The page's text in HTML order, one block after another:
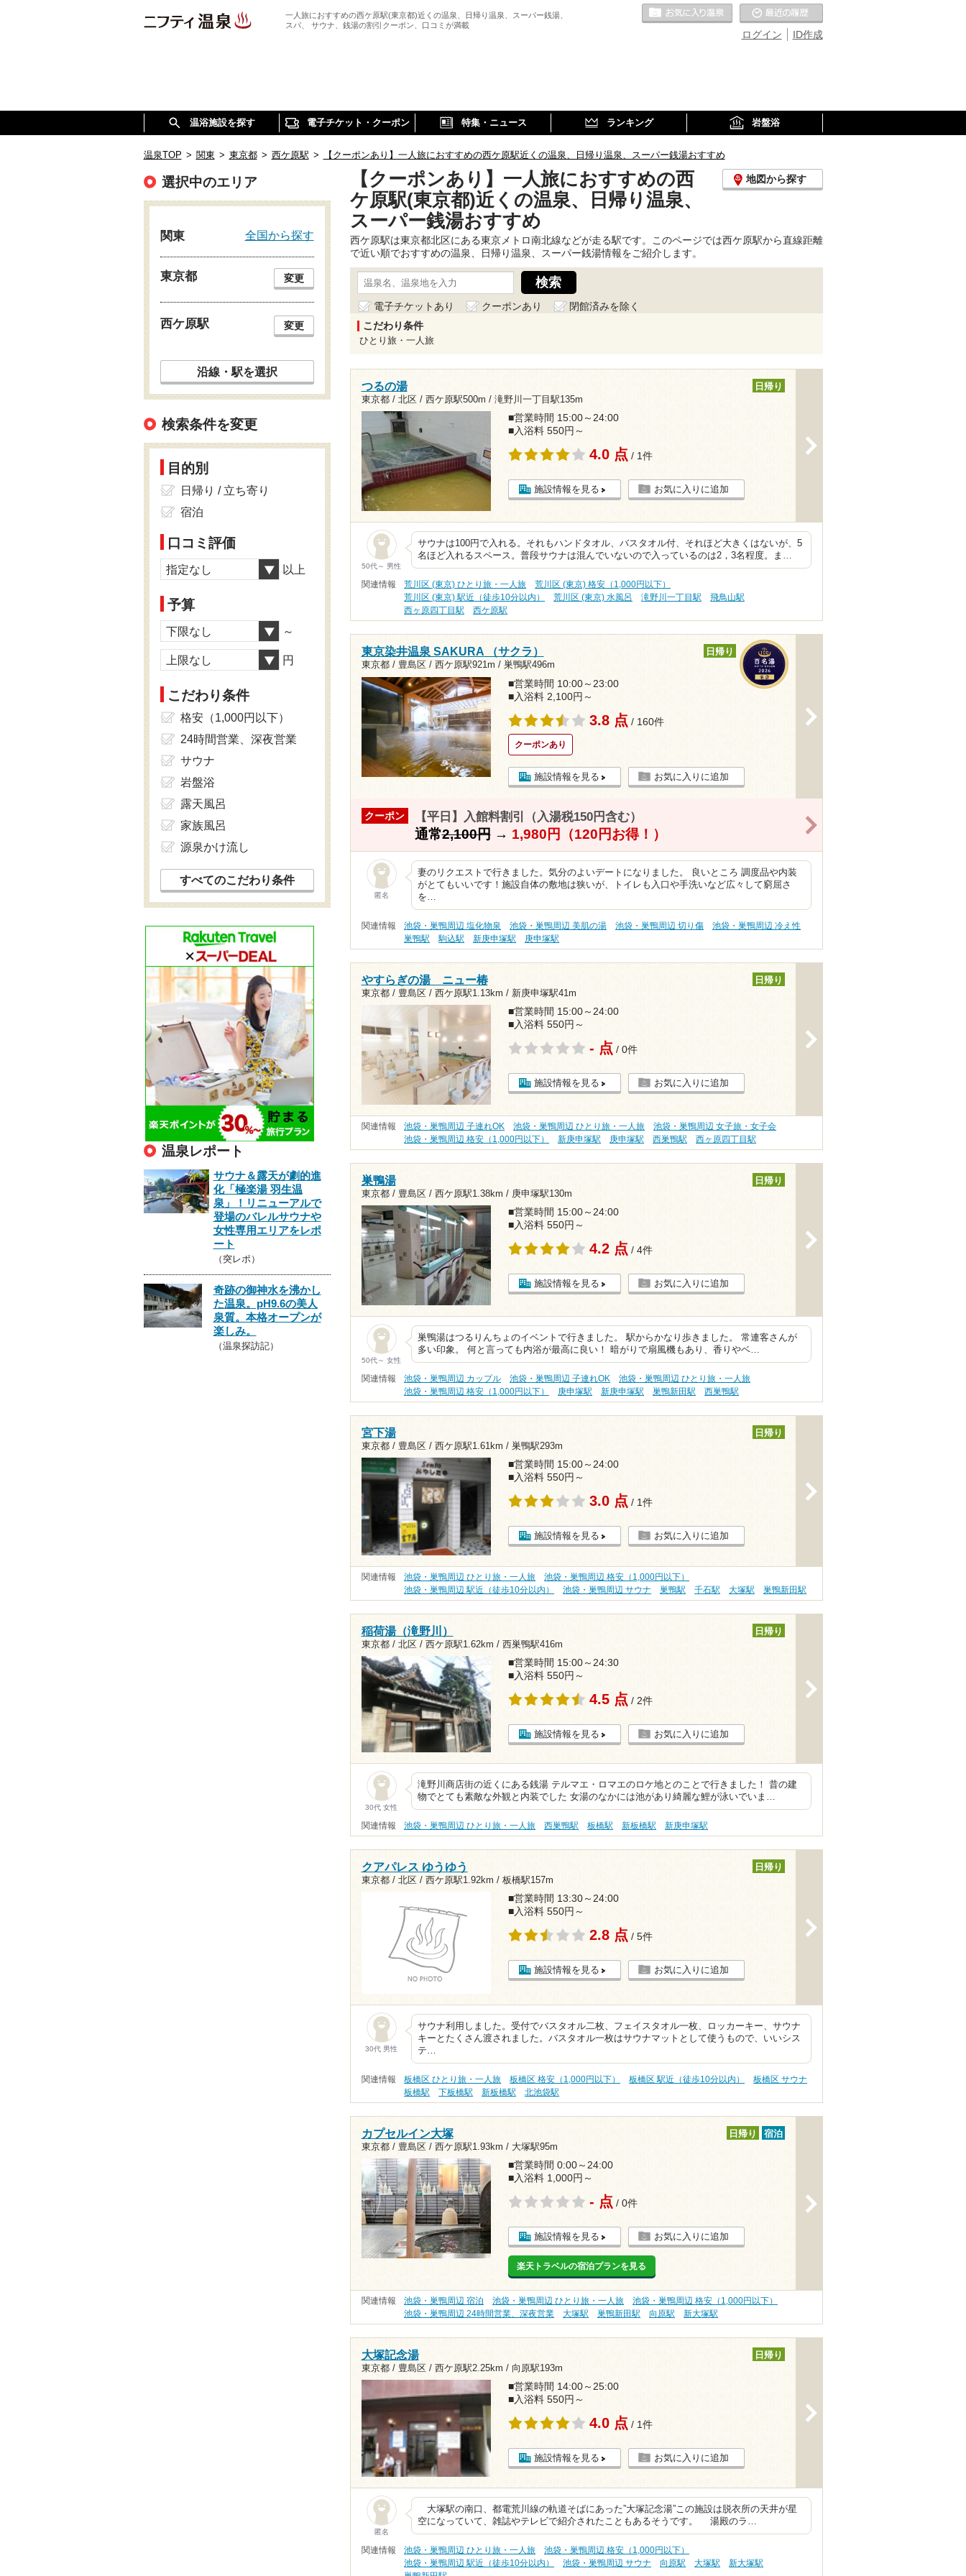
一人旅におすすめの西ケ原駅(東京都)近くの温泉、日帰り温泉、スーパー銭湯、
スパ、 サウナ、銭湯の割引クーポン、口コミが満載
ID作成
ログイン
お気に入りの温泉
温浴施設を探す 電子チケット・クーポン 特集・ニュース ランキング 岩盤浴
温泉TOP > 関東 > 東京都 > 西ケ原駅 > 【クーポンあり】一人旅におすすめの西ケ原駅近くの温泉、日帰り温泉、スーパー銭湯おすすめ
【クーポンあり】一人旅におすすめの西
ケ原駅(東京都)近くの温泉、日帰り温泉、
スーパー銭湯おすすめ
地図から探す
西ケ原駅は東京都北区にある東京メトロ南北線などが走る駅です。このページでは西ケ原駅から直線距離
で近い順でおすすめの温泉、日帰り温泉、スーパー銭湯情報をご紹介します。
電子チケットあり クーポンあり
閉館済みを除く
こだわり条件
ひとり旅・一人旅
つるの湯
東京都 / 北区 / 西ケ原駅500m / 滝野川一丁目駅135m
日帰り
■営業時間 15:00～24:00
■入浴料 550円～
4.0 点 / 1件
施設情報を見る お気に入りに追加
50代～ 男性
サウナは100円で入れる。それもハンドタオル、バスタオル付、それほど大きくはないが、5
名ほど入れるスペース。普段サウナは混んでいないので入っているのは2，3名程度。ま…
関連情報 荒川区 (東京) ひとり旅・一人旅
荒川区 (東京) 格安（1,000円以下）
荒川区 (東京) 駅近（徒歩10分以内）
荒川区 (東京) 水風呂 滝野川一丁目駅
飛鳥山駅
西ヶ原四丁目駅
西ケ原駅
東京染井温泉 SAKURA （サクラ）
東京都 / 豊島区 / 西ケ原駅921m / 巣鴨駅496m
日帰り
■営業時間 10:00～23:00
■入浴料 2,100円～
3.8 点 / 160件
クーポンあり
施設情報を見る お気に入りに追加
クーポン 【平日】入館料割引（入湯税150円含む）
通常2,100円→ 1,980円（120円お得！）
匿名
妻のリクエストで行きました。気分のよいデートになりました。 良いところ 調度品や内装
がとてもいいです！施設自体の敷地は狭いが、トイレも入口や手洗いなど広々して窮屈さ
を…
関連情報 池袋・巣鴨周辺 塩化物泉 池袋・巣鴨周辺 美肌の湯 池袋・巣鴨周辺 切り傷
池袋・巣鴨周辺 冷え性
巣鴨駅
駒込駅 新庚申塚駅 庚申塚駅
やすらぎの湯 ニュー椿
東京都 / 豊島区 / 西ケ原駅1.13km / 新庚申塚駅41m
日帰り
■営業時間 15:00～24:00
■入浴料 550円～
- 点 / 0件
施設情報を見る お気に入りに追加
関連情報 池袋・巣鴨周辺 子連れOK 池袋・巣鴨周辺 ひとり旅・一人旅
池袋・巣鴨周辺 女子旅・女子会
池袋・巣鴨周辺 格安（1,000円以下）
新庚申塚駅 庚申塚駅 西巣鴨駅 西ヶ原四丁目駅
巣鴨湯
東京都 / 豊島区 / 西ケ原駅1.38km / 庚申塚駅130m
日帰り
■営業時間 15:00～24:00
■入浴料 550円～
4.2 点 / 4件
施設情報を見る お気に入りに追加
50代～ 女性
巣鴨湯はつるりんちょのイベントで行きました。 駅からかなり歩きました。 常連客さんが
多い印象。 何と言っても内浴が最高に良い！ 暗がりで扇風機もあり、香りやベ…
関連情報 池袋・巣鴨周辺 カップル 池袋・巣鴨周辺 子連れOK
池袋・巣鴨周辺 ひとり旅・一人旅
池袋・巣鴨周辺 格安（1,000円以下）
庚申塚駅 新庚申塚駅 巣鴨新田駅 西巣鴨駅
宮下湯
東京都 / 豊島区 / 西ケ原駅1.61km / 巣鴨駅293m
日帰り
■営業時間 15:00～24:00
■入浴料 550円～
3.0 点 / 1件
施設情報を見る お気に入りに追加
関連情報 池袋・巣鴨周辺 ひとり旅・一人旅
池袋・巣鴨周辺 格安（1,000円以下）
池袋・巣鴨周辺 駅近（徒歩10分以内）
池袋・巣鴨周辺 サウナ 巣鴨駅 千石駅 大塚駅 巣鴨新田駅
稲荷湯（滝野川）
東京都 / 北区 / 西ケ原駅1.62km / 西巣鴨駅416m
日帰り
■営業時間 15:00～24:30
■入浴料 550円～
4.5 点 / 2件
施設情報を見る お気に入りに追加
30代 女性
滝野川商店街の近くにある銭湯 テルマエ・ロマエのロケ地とのことで行きました！ 昔の建
物でとても素敵な外観と内装でした 女湯のなかには池があり綺麗な鯉が泳いでいま…
関連情報 池袋・巣鴨周辺 ひとり旅・一人旅 西巣鴨駅 板橋駅 新板橋駅 新庚申塚駅
クアパレス ゆうゆう
東京都 / 北区 / 西ケ原駅1.92km / 板橋駅157m
日帰り
■営業時間 13:30～24:00
■入浴料 550円～
2.8 点 / 5件
施設情報を見る お気に入りに追加
30代 男性
サウナ利用しました。受付でバスタオル二枚、フェイスタオル一枚、ロッカーキー、サウナ
キーとたくさん渡されました。バスタオル一枚はサウナマットとして使うもので、いいシス
テ…
関連情報 板橋区 ひとり旅・一人旅 板橋区 格安（1,000円以下） 板橋区 駅近（徒歩10分以内）
板橋区 サウナ
板橋駅
下板橋駅 新板橋駅 北池袋駅
カプセルイン大塚
東京都 / 豊島区 / 西ケ原駅1.93km / 大塚駅95m
日帰り 宿泊
■営業時間 0:00～24:00
■入浴料 1,000円～
- 点 / 0件
施設情報を見る お気に入りに追加
楽天トラベルの宿泊プランを見る
関連情報 池袋・巣鴨周辺 宿泊 池袋・巣鴨周辺 ひとり旅・一人旅
池袋・巣鴨周辺 格安（1,000円以下）
池袋・巣鴨周辺 24時間営業、深夜営業
大塚駅 巣鴨新田駅 向原駅 新大塚駅
大塚記念湯
東京都 / 豊島区 / 西ケ原駅2.25km / 向原駅193m
日帰り
■営業時間 14:00～25:00
■入浴料 550円～
4.0 点 / 1件
施設情報を見る お気に入りに追加
匿名
大塚駅の南口、都電荒川線の軌道そばにあった”大塚記念湯”この施設は脱衣所の天井が星
空になっていて、雑誌やテレビで紹介されたこともあるそうです。 湯殿のラ…
関連情報 池袋・巣鴨周辺 ひとり旅・一人旅
池袋・巣鴨周辺 格安（1,000円以下）
池袋・巣鴨周辺 駅近（徒歩10分以内）
池袋・巣鴨周辺 サウナ 向原駅 大塚駅
新大塚駅
選択中のエリア
関東 全国から探す
東京都 変更
西ケ原駅 変更
沿線・駅を選択
検索条件を変更
目的別
日帰り / 立ち寄り
宿泊
口コミ評価
指定なし 以上
予算
下限なし ～
上限なし 円
こだわり条件
格安（1,000円以下）
24時間営業、深夜営業
サウナ
岩盤浴
露天風呂
家族風呂
源泉かけ流し
すべてのこだわり条件
温泉レポート
サウナ＆露天が劇的進
化「極楽湯 羽生温
泉」！リニューアルで
登場のバレルサウナや
女性専用エリアをレポ
ート
（突レポ）
奇跡の御神水を沸かし
た温泉。pH9.6の美人
泉質。本格オープンが
楽しみ。
（温泉探訪記）